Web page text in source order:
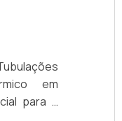
para a